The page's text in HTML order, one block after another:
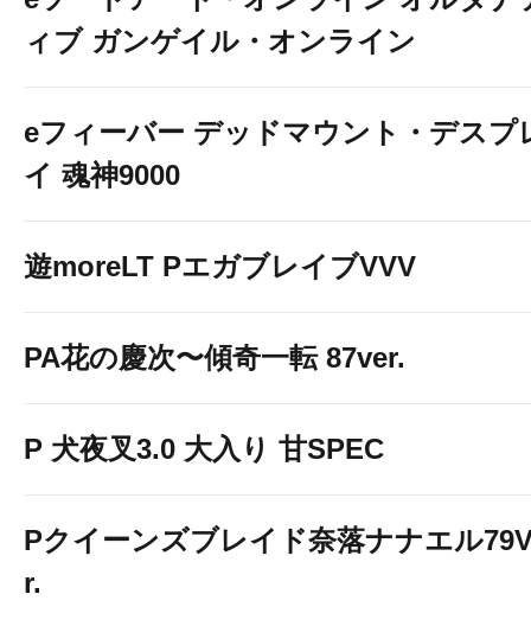
ィブ ガンゲイル・オンライン
eフィーバー デッドマウント・デスプ
イ 魂神9000
遊moreLT PエガブレイブVVV
PA花の慶次〜傾奇一転 87ver.
P 犬夜叉3.0 大入り 甘SPEC
Pクイーンズブレイド奈落ナナエル
r.